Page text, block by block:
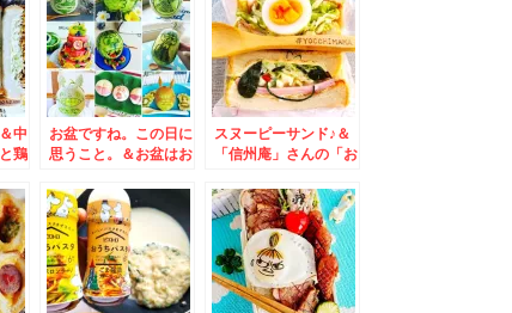
定
ﾟ)
「タコ吸盤軍艦」「ホ
ッキサラダ」大満足寿
司ランチ♪
で鰻丼満喫♪
中
鶏
の
ー
お盆ですね。この日に
思うこと。＆お盆はお
いフルーツアート♪
スヌーピーサンド♪＆
「信州庵」さんの「お
`*)JR札幌病院前の
「信州庵」さんが一番
好き♪